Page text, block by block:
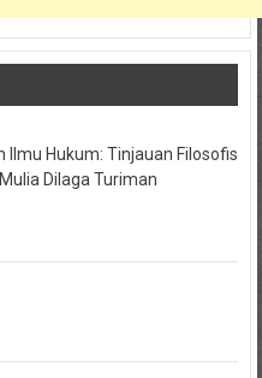
Hukum: Tinjauan Filosofis
Dilaga Turiman